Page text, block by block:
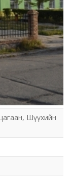
Шүүхийн